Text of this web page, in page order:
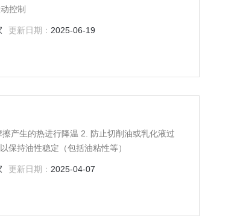
控制
更新日期： 2025-06-19
产生的热进行降温 2. 防止切削油或乳化液过
保持油性稳定（包括油粘性等）
更新日期： 2025-04-07